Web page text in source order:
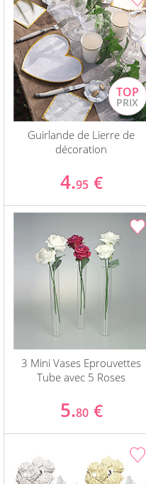
Guirlande de Lierre de
décoration
4.95 €
3 Mini Vases Eprouvettes
Tube avec 5 Roses
5.80 €